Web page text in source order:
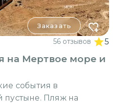
Заказать
56 отзывов 5
на Мертвое море и
события в
Пляж на